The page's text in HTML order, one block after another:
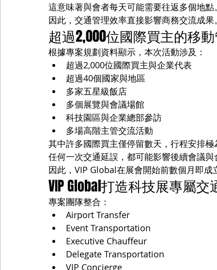
這意味著與會者每天可能需要往返多個地點
因此，交通管理效率直接影響商務交流成果
超過2,000位國際買主的移
根據專案規劃資料顯示，本次活動涉及：
超過2,000位國際買主與企業代表
超過40個國家與地區
多家五星級飯店
多個展覽與會議場館
科技園區與企業總部參訪
多場高階主管交流活動
其中許多國際買主僅停留數天，行程安排極
任何一次交通延誤，都可能影響後續會議
因此，VIP Global在展會開始前數個月即
VIP Global打造科技展專屬
專案團隊整合：
Airport Transfer
Event Transportation
Executive Chauffeur
Delegate Transportation
VIP Concierge